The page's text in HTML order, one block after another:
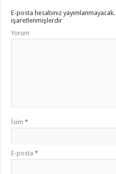
E-posta hesabınız yayımlanmayacak.
işaretlenmişlerdir
Yorum
İsim*
E-posta*